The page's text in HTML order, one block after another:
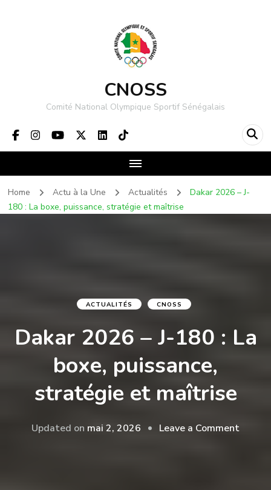
CNOSS
Comité National Olympique Sportif Sénégalais
Home Actu à la Une Actualités
Dakar 2026 – J-
180 : La boxe, puissance, stratégie et maîtrise
ACTUALITÉS CNOSS
Dakar 2026 – J-180 : La
boxe, puissance,
stratégie et maîtrise
Updated on mai 2, 2026 Leave a Commenton